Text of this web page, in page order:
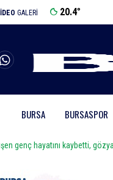
GALERİ 20.4°
BURSA BURSASPOR
genç hayatını kaybetti,